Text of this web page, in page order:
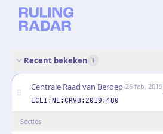
Recent bekeken 1
Centrale Raad van Beroep·26 feb. 2019
ECLI:NL:CRVB:2019:480
Secties